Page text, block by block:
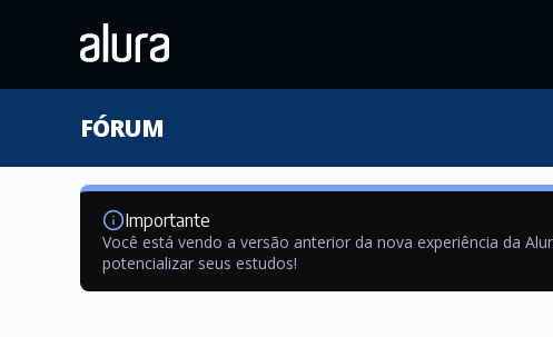
FÓRUM
Importante
Você está vendo a versão anterior da nova experiência da
potencializar seus estudos!